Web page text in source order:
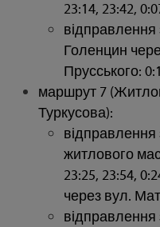
23:14, 23:42,
Голенцин
Прусського:
маршрут 7
Туркусова):
житлового
23:25, 23:54,
через вул.